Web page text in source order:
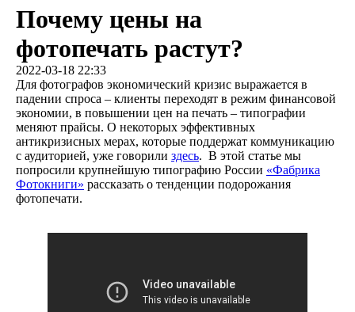
Почему цены на
фотопечать растут?
2022-03-18 22:33
Для фотографов экономический кризис выражается в
падении спроса – клиенты переходят в режим финансовой
экономии, в повышении цен на печать – типографии
меняют прайсы. О некоторых эффективных
антикризисных мерах, которые поддержат коммуникацию
с аудиторией, уже говорили здесь. В этой статье мы
попросили крупнейшую типографию России «Фабрика
Фотокниги» рассказать о тенденции подорожания
фотопечати.